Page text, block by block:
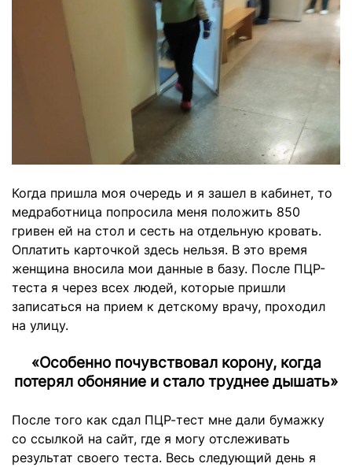
Когда пришла моя очередь и я зашел в кабинет, то
медработница попросила меня положить 850
гривен ей на стол и сесть на отдельную кровать.
Оплатить карточкой здесь нельзя. В это время
женщина вносила мои данные в базу. После ПЦР-
теста я через всех людей, которые пришли
записаться на прием к детскому врачу, проходил
на улицу.
«Особенно почувствовал корону, когда
потерял обоняние и стало труднее дышать»
После того как сдал ПЦР-тест мне дали бумажку
со ссылкой на сайт, где я могу отслеживать
результат своего теста. Весь следующий день я